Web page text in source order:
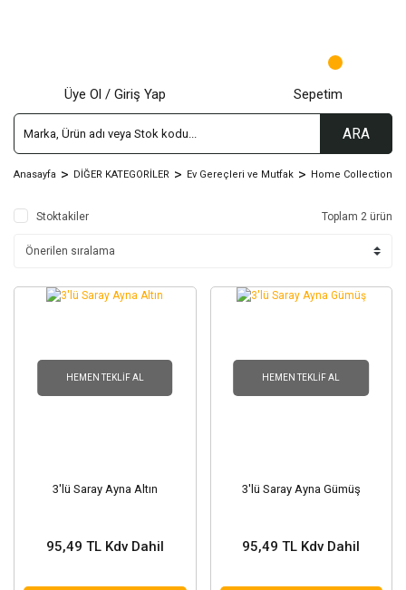
ARA
Üye Ol / Giriş Yap Sepetim
Anasayfa DİĞER KATEGORİLER Ev Gereçleri ve Mutfak Home Collection
Stoktakiler Toplam 2 ürün
HEMEN TEKLIF AL
3'lü Saray Ayna Altın
95,49 TL Kdv Dahil
HEMEN TEKLIF AL
3'lü Saray Ayna Gümüş
95,49 TL Kdv Dahil